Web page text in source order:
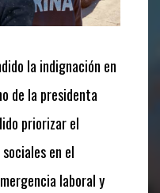
la indignación en
de la presidenta
priorizar el
en el
laboral y